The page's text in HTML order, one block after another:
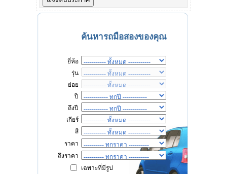
ค้นหารถมือสองของคุณ
ยี่ห้อ
รุ่น
ย่อย
ปี
ถึงปี
เกียร์
สี
ราคา
ถึงราคา
เฉพาะที่มีรูป